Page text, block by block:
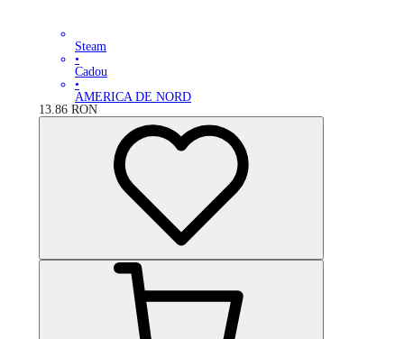
Steam
•
Cadou
•
AMERICA DE NORD
13.86 RON